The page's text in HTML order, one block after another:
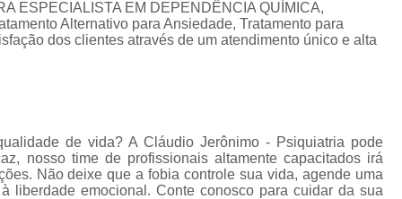
Tratamento para
Tratamento
Tratamento de
Tratamento de
Tratamento de
Tratamento
Tratamento
ESPECIALISTA EM DEPENDÊNCIA QUÍMICA,
Alternativo para Ansiedade, Tratamento para
dos clientes através de um atendimento único e alta
de vida? A Cláudio Jerônimo - Psiquiatria pode
nosso time de profissionais altamente capacitados irá
Não deixe que a fobia controle sua vida, agende uma
liberdade emocional. Conte conosco para cuidar da sua